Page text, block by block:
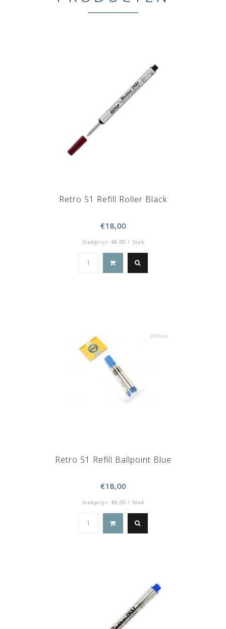
Retro 51 Refill Roller Black
€18,00
Stukprijs: €6,00 / Stuk
Retro 51 Refill Ballpoint Blue
€18,00
Stukprijs: €6,00 / Stuk